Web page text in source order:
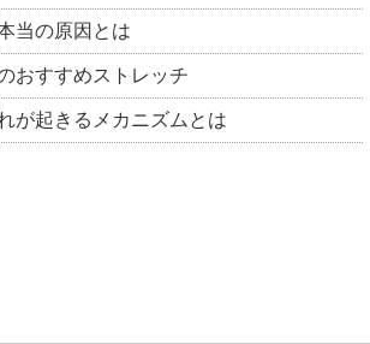
当の原因とは
おすすめストレッチ
が起きるメカニズムとは